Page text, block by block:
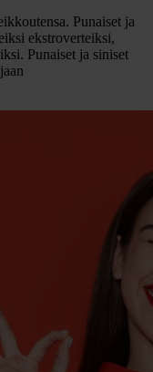
Punaiset ja
ekstroverteiksi,
Punaiset ja siniset